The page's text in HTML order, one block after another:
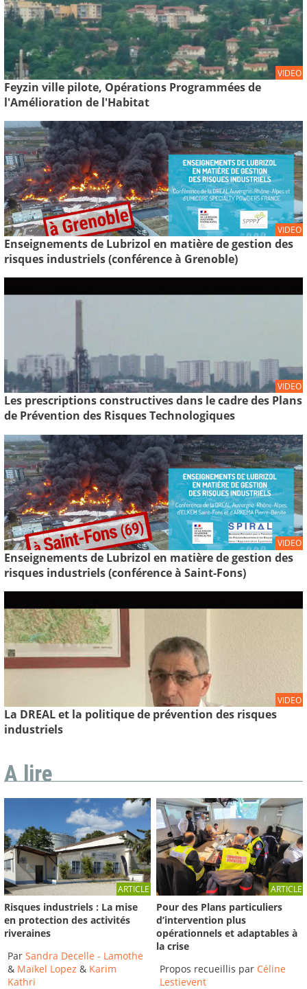
VIDEO
Feyzin ville pilote, Opérations Programmées de
l'Amélioration de l'Habitat
VIDEO
Enseignements de Lubrizol en matière de gestion des
risques industriels (conférence à Grenoble)
VIDEO
Les prescriptions constructives dans le cadre des Plans
de Prévention des Risques Technologiques
VIDEO
Enseignements de Lubrizol en matière de gestion des
risques industriels (conférence à Saint-Fons)
VIDEO
La DREAL et la politique de prévention des risques
industriels
A lire
ARTICLE
Risques industriels : La mise
en protection des activités
riveraines
Par Sandra Decelle - Lamothe
& Maïkel Lopez & Karim
Kathri
ARTICLE
Pour des Plans particuliers
d’intervention plus
opérationnels et adaptables à
la crise
Propos recueillis par Céline
Lestievent